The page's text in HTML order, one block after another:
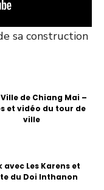
sa construction
de Chiang Mai –
et vidéo du tour de
ville
avec Les Karens et
du Doi Inthanon